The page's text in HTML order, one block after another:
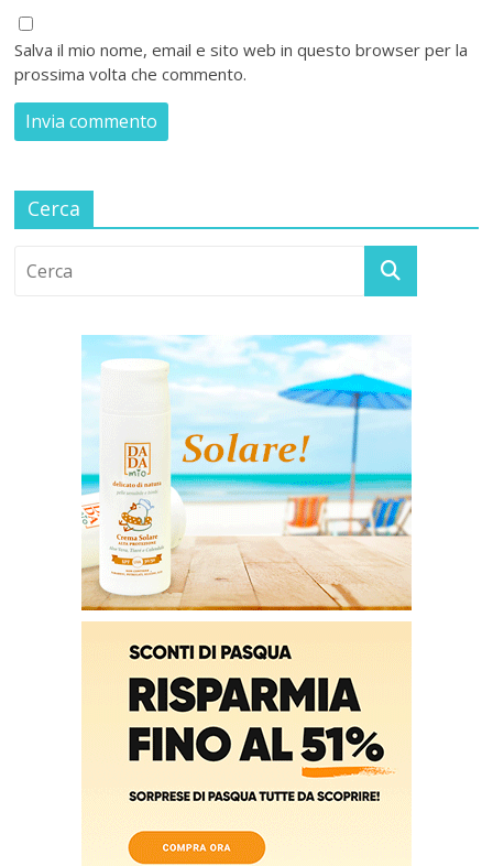
Salva il mio nome, email e sito web in questo browser per la
prossima volta che commento.
Cerca